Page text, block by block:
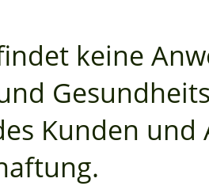
keine
Kunden